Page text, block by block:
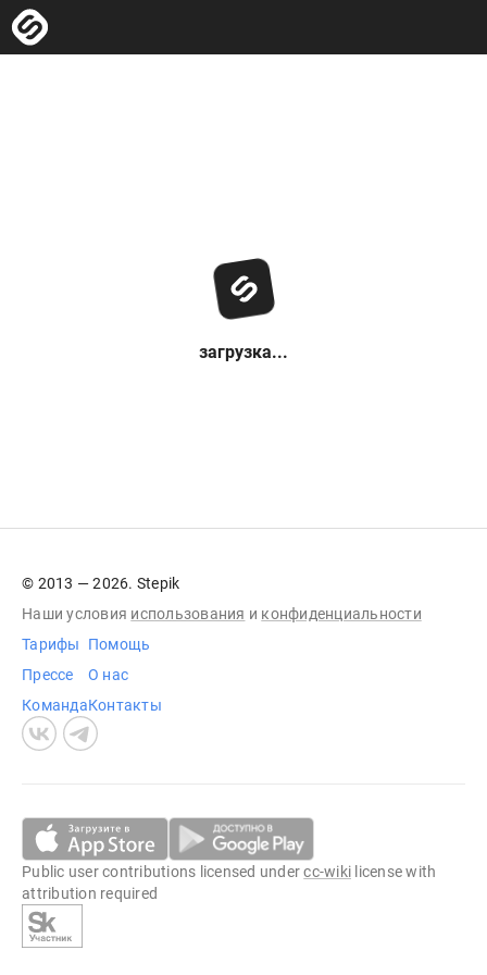
загрузка...
© 2013 — 2026. Stepik
Наши условия использования и конфиденциальности
Тарифы
Прессе
Команда
Помощь
О нас
Контакты
Public user contributions licensed undercc-wiki license with
attribution required